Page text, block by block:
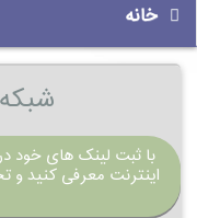
خانه
با ثبت لینک های خود
اینترنت معرفی کنید و